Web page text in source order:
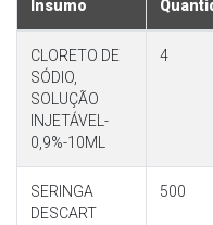
Insumo
CLORETO DE
SÓDIO,
SOLUÇÃO
INJETÁVEL-
0,9%-10ML
4
SERINGA
DESCART
500